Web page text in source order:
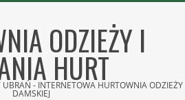
ODZIEŻY I
HURT
UBRAŃ - INTERNETOWA HURTOWNIA ODZIEŻY
DAMSKIEJ